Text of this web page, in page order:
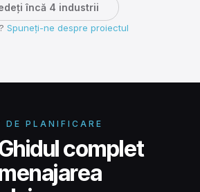
încă 4 industrii
Spuneți-ne despre proiectul
DE PLANIFICARE
complet